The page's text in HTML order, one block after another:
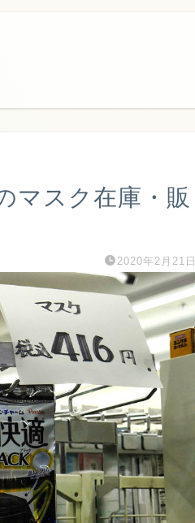
マスク在庫・販
2020年2月21日